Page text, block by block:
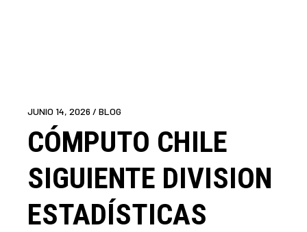
JUNIO 14, 2026 BLOG
CÓMPUTO CHILE
SIGUIENTE DIVISION
ESTADÍSTICAS